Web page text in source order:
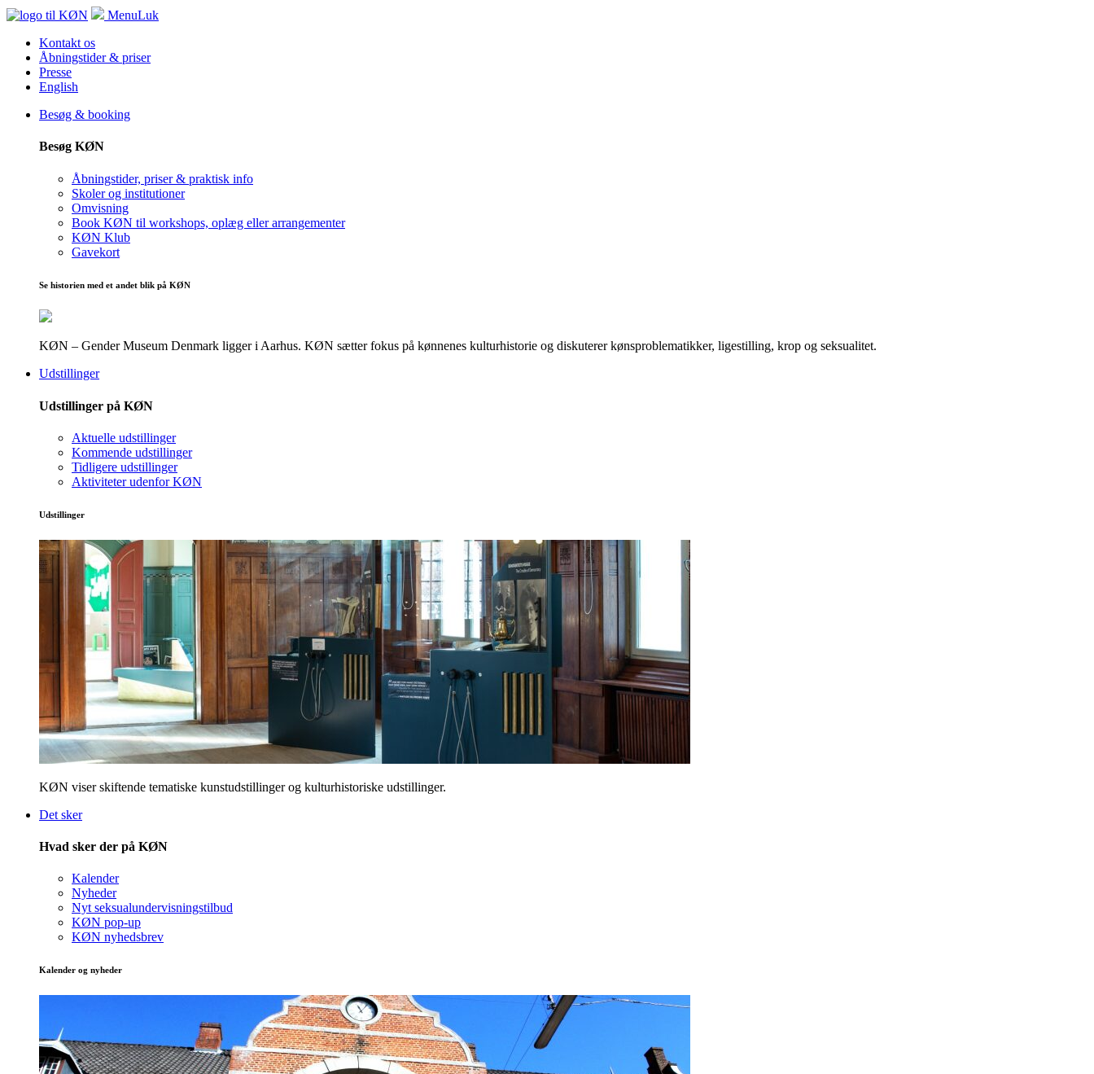
MenuLuk
Kontakt os
Åbningstider & priser
Presse
English
Besøg & booking
Besøg KØN
Åbningstider, priser & praktisk info
Skoler og institutioner
Omvisning
Book KØN til workshops, oplæg eller arrangementer
KØN Klub
Gavekort
Se historien med et andet blik på KØN
KØN – Gender Museum Denmark ligger i Aarhus. KØN sætter fokus på kønnenes kulturhistorie og diskuterer kønsproblematikker, ligestilling, krop og seksualitet.
Udstillinger
Udstillinger på KØN
Aktuelle udstillinger
Kommende udstillinger
Tidligere udstillinger
Aktiviteter udenfor KØN
Udstillinger
KØN viser skiftende tematiske kunstudstillinger og kulturhistoriske udstillinger.
Det sker
Hvad sker der på KØN
Kalender
Nyheder
Nyt seksualundervisningstilbud
KØN pop-up
KØN nyhedsbrev
Kalender og nyheder